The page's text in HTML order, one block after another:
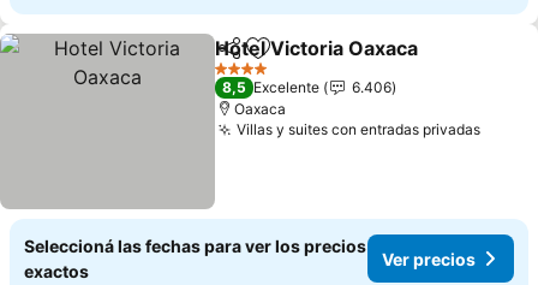
CompartirAñadir a favoritos
Hotel Victoria Oaxaca
4 Estrellas
8,5 Excelente
6.406
Oaxaca
Villas y suites con entradas privadas
Seleccioná las fechas para ver los precios
exactos
Ver precios